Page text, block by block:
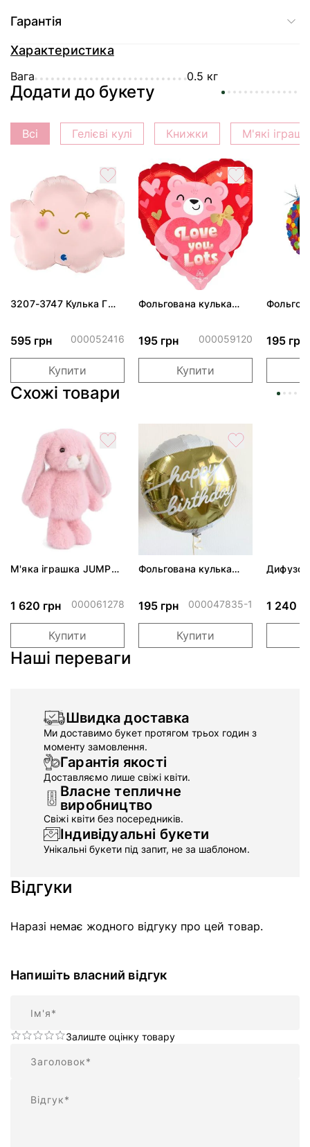
Гарантія
Характеристика
Вага 0.5 кг
Додати до букету
Всі Гелієві кулі Книжки М'які
3207-3747 Кулька Г
595 грн 000052416
Купити
Фольгована кулька
195 грн 000059120
Купити
195 грн
Схожі товари
М'яка іграшка JUMPY
(7340031324601)
1 620 грн 000061278
Купити
Фольгована кулька
195 грн 000047835-1
Купити
Дифузор
1 240
Наші переваги
Швидка доставка
Ми доставимо букет протягом трьох годин з
моменту замовлення.
Гарантія якості
Доставляємо лише свіжі квіти.
Власне тепличне
виробництво
Свіжі квіти без посередників.
Індивідуальні букети
Унікальні букети під запит, не за шаблоном.
Відгуки
Наразі немає жодного відгуку про цей товар.
Напишіть власний відгук
Залиште оцінку товару